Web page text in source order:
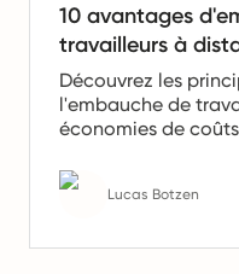
10 avantages
travailleurs à
Découvrez les
l'embauche de
économies de
l'avenir du travail.
Lucas Botzen